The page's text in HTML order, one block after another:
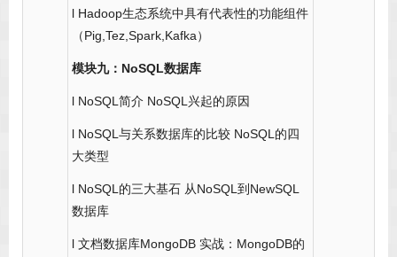
l Hadoop生态系统中具有代表性的功能组件
（Pig,Tez,Spark,Kafka）
模块九：NoSQL数据库
l NoSQL简介 NoSQL兴起的原因
l NoSQL与关系数据库的比较 NoSQL的四
大类型
l NoSQL的三大基石 从NoSQL到NewSQL
数据库
l 文档数据库MongoDB 实战：MongoDB的